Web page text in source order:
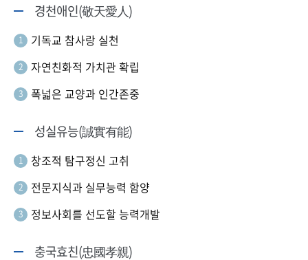
경천애인(敬天愛人)
1 기독교 참사랑 실천
2 자연친화적 가치관 확립
3 폭넓은 교양과 인간존중
성실유능(誠實有能)
1 창조적 탐구정신 고취
2 전문지식과 실무능력 함양
3 정보사회를 선도할 능력개발
충국효친(忠國孝親)